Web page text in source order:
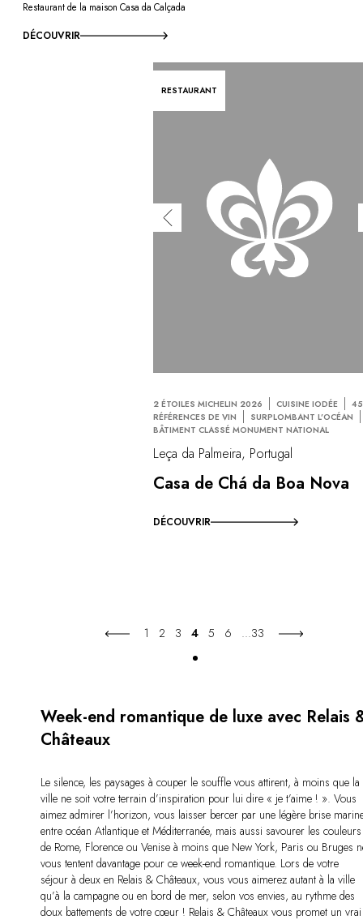
Restaurant de la maison Casa da Calçada
DÉCOUVRIR
RESTAURANT
2 ÉTOILES MICHELIN 2026 CUISINE IODÉE
RÉFÉRENCES DE VIN
SURPLOMBANT L’OCÉAN
BÂTIMENT CLASSÉ MONUMENT NATIONAL
Leça da Palmeira, Portugal
Casa de Chá da Boa Nova
DÉCOUVRIR
1 2 3 4 5 6 ...33
Week-end romantique de luxe avec Relais
Châteaux
Le silence, les paysages à couper le souffle vous attirent, à moins que la
ville ne soit votre terrain d’inspiration pour lui dire « je t’aime ! ». Vous
aimez admirer l’horizon, vous laisser bercer par une légère brise
entre océan Atlantique et Méditerranée, mais aussi savourer les couleurs
de Rome, Florence ou Venise à moins que New York, Paris ou Bruges
vous tentent davantage pour ce week-end romantique. Lors de votre
séjour à deux en Relais & Châteaux, vous vous aimerez autant à la ville
qu’à la campagne ou en bord de mer, selon vos envies, au rythme des
doux battements de votre cœur ! Relais & Châteaux vous promet un vrai